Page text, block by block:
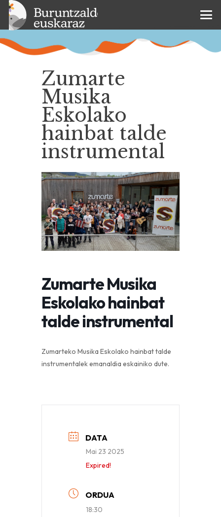
Zumarte
Musika
Eskolako
hainbat talde
instrumental
Zumarte Musika
Eskolako hainbat
talde instrumental
Zumarteko Musika Eskolako hainbat talde
instrumentalek emanaldia eskainiko dute.
DATA
Mai 23 2025
Expired!
ORDUA
18:30